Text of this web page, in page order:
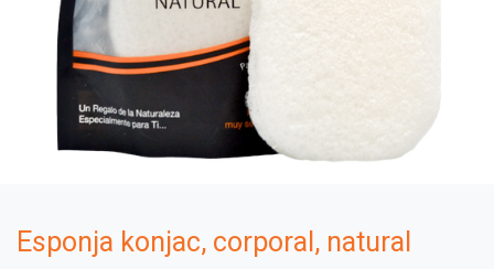
Esponja konjac, corporal, natural